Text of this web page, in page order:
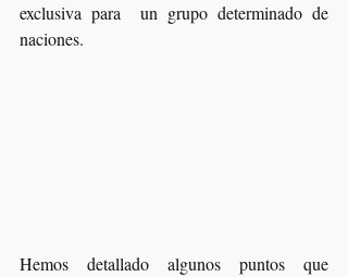
exclusiva para  un grupo determinado de
naciones.
Hemos detallado algunos puntos que